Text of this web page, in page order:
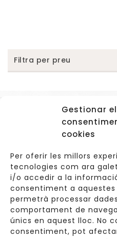
Gestionar el
cookies
Per oferir les millors
tecnologies com ara
i/o accedir a la
consentiment a
permetrà processar
comportament de
únics en aquest lloc. No
consentiment, pot
Filtra per preu
Carrer de Valldoreix 45,
933 157